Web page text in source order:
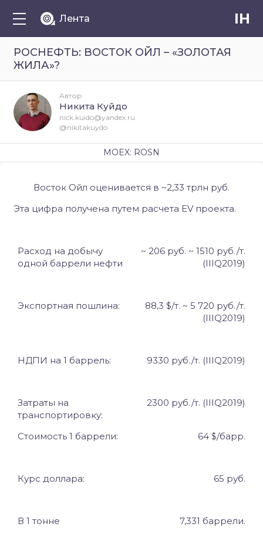
Лента IH
РОСНЕФТЬ: ВОСТОК ОЙЛ – «ЗОЛОТАЯ
ЖИЛА»?
Восток Ойл оценивается в ~2,33 трлн руб.
Эта цифра получена путем расчета EVпроекта.
Расход на добычу
одной баррели нефти
~ 206 руб. ~ 1510 руб./т.
(IIIQ2019)
Экспортная пошлина:
88,3 $/т. ~ 5 720 руб./т.
(IIIQ2019)
НДПИ на 1 баррель: 9330 руб./т. (IIIQ2019)
Затраты на
транспортировку:
2300 руб./т. (IIIQ2019)
Стоимость 1 баррели: 64 $/барр.
Курс доллара: 65 руб.
В 1 тонне 7,331 баррели.
Автор
Никита Куйдо
nick.kuido@yandex.ru
@nikitakuydo
MOEX: ROSN